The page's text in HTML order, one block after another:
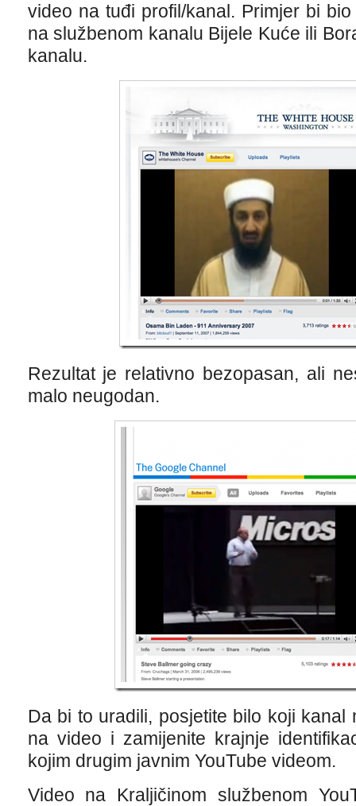
video na tuđi profil/kanal. Primjer bi
na službenom kanalu Bijele Kuće ili
kanalu.
Rezultat je relativno bezopasan, ali
malo neugodan.
Da bi to uradili, posjetite bilo koji kanal
na video i zamijenite krajnje
kojim drugim javnim YouTube videom.
Video na Kraljičinom službenom